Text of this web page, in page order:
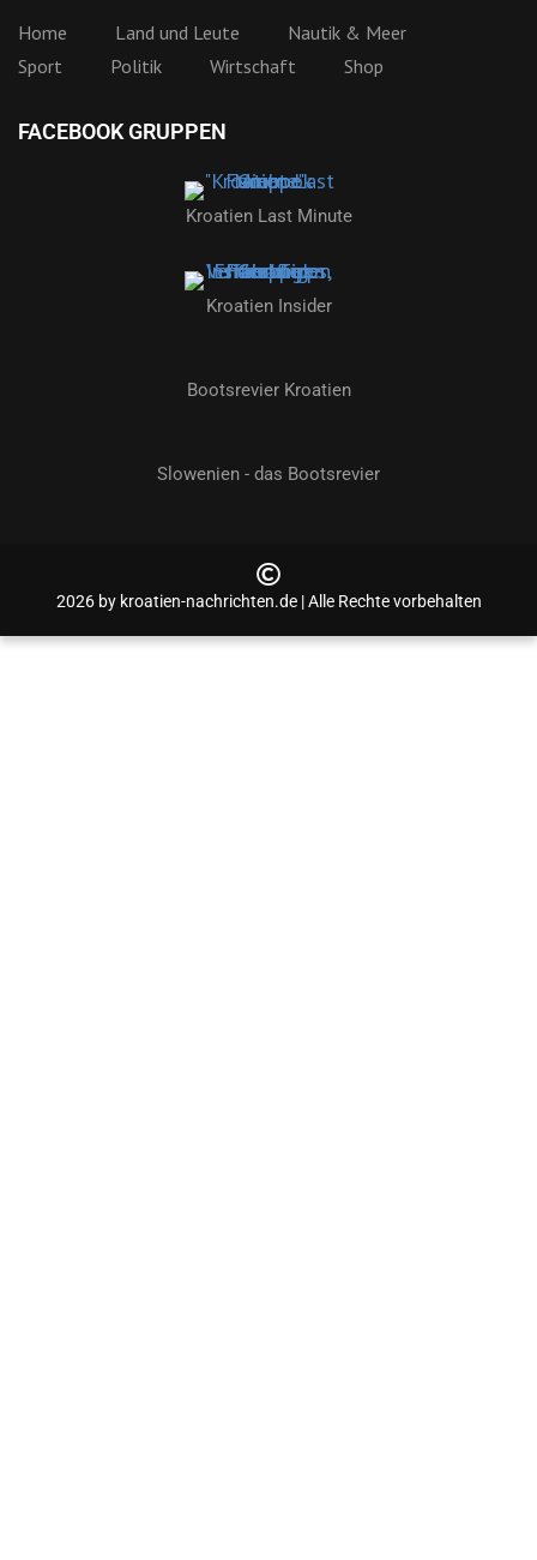
Home Land und Leute
Nautik & Meer
Sport
Politik Wirtschaft Shop
FACEBOOK GRUPPEN
Kroatien Last Minute
Kroatien Insider
Bootsrevier Kroatien
Slowenien - das Bootsrevier
2026 by kroatien-nachrichten.de | Alle Rechte vorbehalten